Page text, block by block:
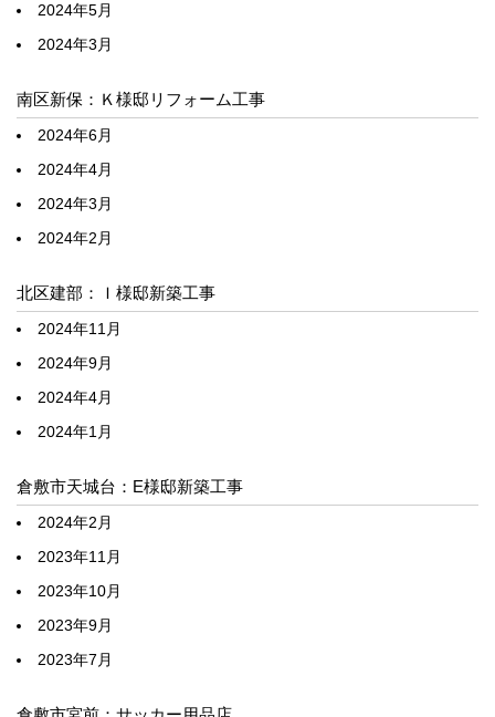
2024年5月
2024年3月
南区新保：Ｋ様邸リフォーム工事
2024年6月
2024年4月
2024年3月
2024年2月
北区建部：Ｉ様邸新築工事
2024年11月
2024年9月
2024年4月
2024年1月
倉敷市天城台：E様邸新築工事
2024年2月
2023年11月
2023年10月
2023年9月
2023年7月